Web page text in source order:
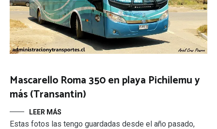
Mascarello Roma 350 en playa Pichilemu y
más (Transantin)
LEER MÁS
Estas fotos las tengo guardadas desde el año pasado,